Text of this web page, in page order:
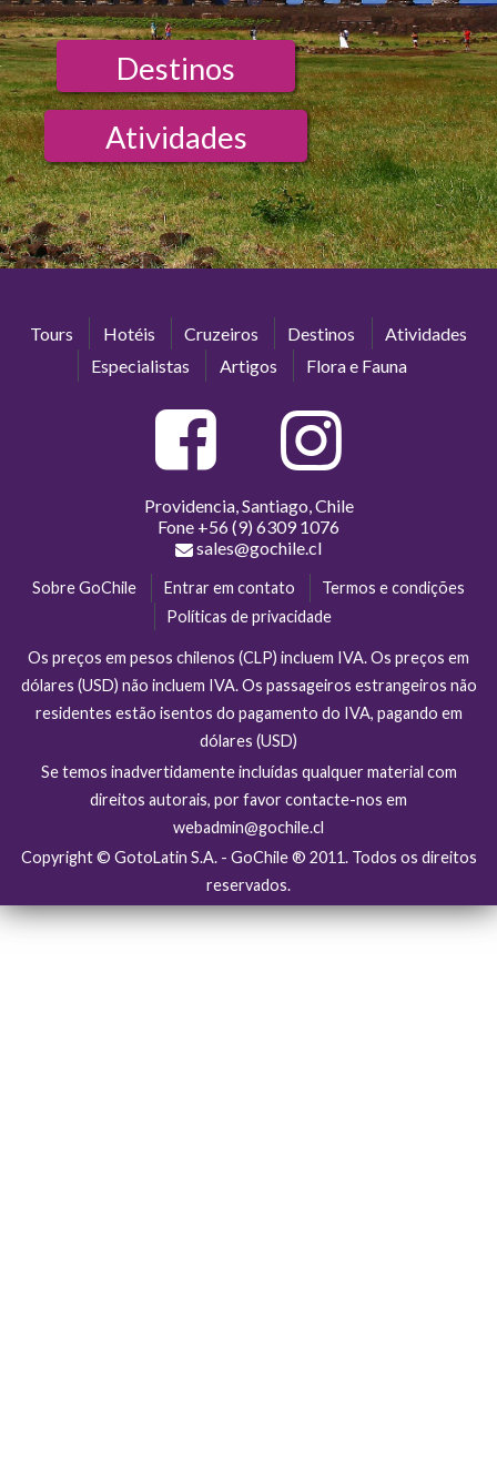
Destinos
Atividades
Tours Hotéis Cruzeiros Destinos
Atividades
Especialistas
Artigos Flora e Fauna
Providencia, Santiago, Chile
Fone +56 (9) 6309 1076
sales@gochile.cl
Sobre GoChile Entrar em contato
Termos e condições
Políticas de privacidade
Os preços em pesos chilenos (CLP) incluem IVA. Os preços em
dólares (USD) não incluem IVA. Os passageiros estrangeiros não
residentes estão isentos do pagamento do IVA, pagando em
dólares (USD)
Se temos inadvertidamente incluídas qualquer material com
direitos autorais, por favor contacte-nos em
webadmin@gochile.cl
Copyright © GotoLatin S.A. - GoChile ® 2011. Todos os direitos
reservados.